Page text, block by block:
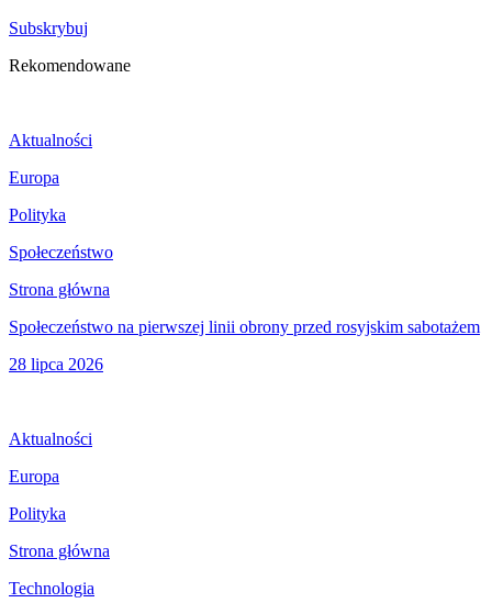
Subskrybuj
Rekomendowane
Aktualności
Europa
Polityka
Społeczeństwo
Strona główna
Społeczeństwo na pierwszej linii obrony przed rosyjskim sabotażem
28 lipca 2026
Aktualności
Europa
Polityka
Strona główna
Technologia